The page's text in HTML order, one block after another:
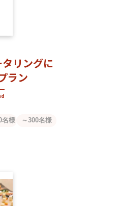
リングに
ラン
名様
～300名様